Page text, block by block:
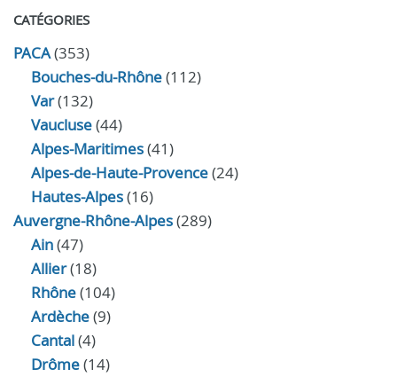
CATÉGORIES
PACA(353)
Bouches-du-Rhône(112)
Var(132)
Vaucluse(44)
Alpes-Maritimes(41)
Alpes-de-Haute-Provence(24)
Hautes-Alpes(16)
Auvergne-Rhône-Alpes(289)
Ain(47)
Allier(18)
Rhône(104)
Ardèche(9)
Cantal(4)
Drôme(14)